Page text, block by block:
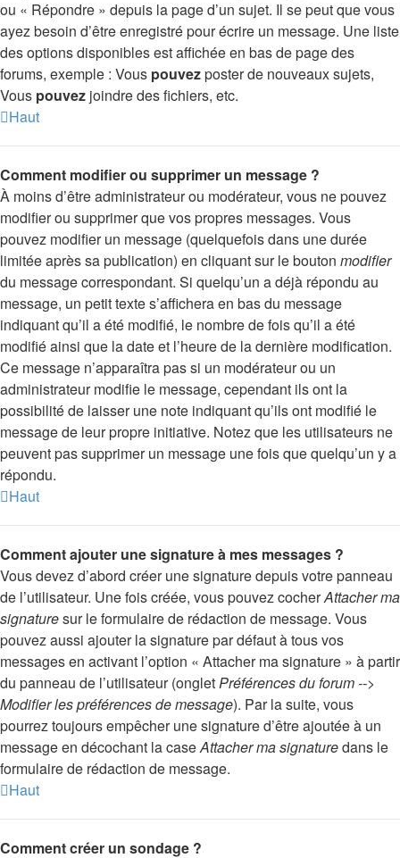
ou « Répondre » depuis la page d’un sujet. Il se peut que vous
ayez besoin d’être enregistré pour écrire un message. Une liste
des options disponibles est affichée en bas de page des
forums, exemple : Vous pouvezposter de nouveaux sujets,
Vous pouvez joindre des fichiers, etc.
Haut
Comment modifier ou supprimer un message ?
À moins d’être administrateur ou modérateur, vous ne pouvez
modifier ou supprimer que vos propres messages. Vous
pouvez modifier un message (quelquefois dans une durée
limitée après sa publication) en cliquant sur le bouton modifier
du message correspondant. Si quelqu’un a déjà répondu au
message, un petit texte s’affichera en bas du message
indiquant qu’il a été modifié, le nombre de fois qu’il a été
modifié ainsi que la date et l’heure de la dernière modification.
Ce message n’apparaîtra pas si un modérateur ou un
administrateur modifie le message, cependant ils ont la
possibilité de laisser une note indiquant qu’ils ont modifié le
message de leur propre initiative. Notez que les utilisateurs ne
peuvent pas supprimer un message une fois que quelqu’un y a
répondu.
Haut
Comment ajouter une signature à mes messages ?
Vous devez d’abord créer une signature depuis votre panneau
de l’utilisateur. Une fois créée, vous pouvez cocherAttacher ma
signaturesur le formulaire de rédaction de message. Vous
pouvez aussi ajouter la signature par défaut à tous vos
messages en activant l’option « Attacher ma signature » à partir
du panneau de l’utilisateur (ongletPréférences du forum -->
Modifier les préférences de message). Par la suite, vous
pourrez toujours empêcher une signature d’être ajoutée à un
message en décochant la caseAttacher ma signaturedans le
formulaire de rédaction de message.
Haut
Comment créer un sondage ?